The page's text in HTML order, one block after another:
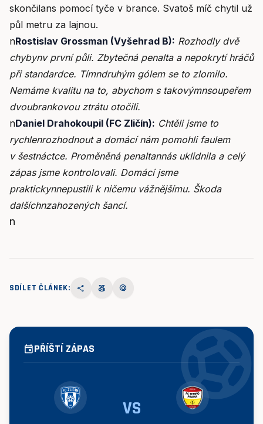
skončilans pomocí tyče v brance. Svatoš míč chytil už
půl metru za lajnou.
nRostislav Grossman (Vyšehrad B): Rozhodly dvě
chybynv první půli. Zbytečná penalta a nepokrytí hráčů
při standardce. Tímndruhým gólem se to zlomilo.
Nemáme kvalitu na to, abychom s takovýmnsoupeřem
dvoubrankovou ztrátu otočili.
nDaniel Drahokoupil (FC Zličín): Chtěli jsme to
rychlenrozhodnout a domácí nám pomohli faulem
v šestnáctce. Proměněná penaltannás uklidnila a celý
zápas jsme kontrolovali. Domácí jsme
praktickynnepustili k ničemu vážnějšímu. Škoda
dalšíchnzahozených šancí.
n
SDÍLET ČLÁNEK: share social_leaderboard alternate_email
eventPŘÍŠTÍ ZÁPAS
VS